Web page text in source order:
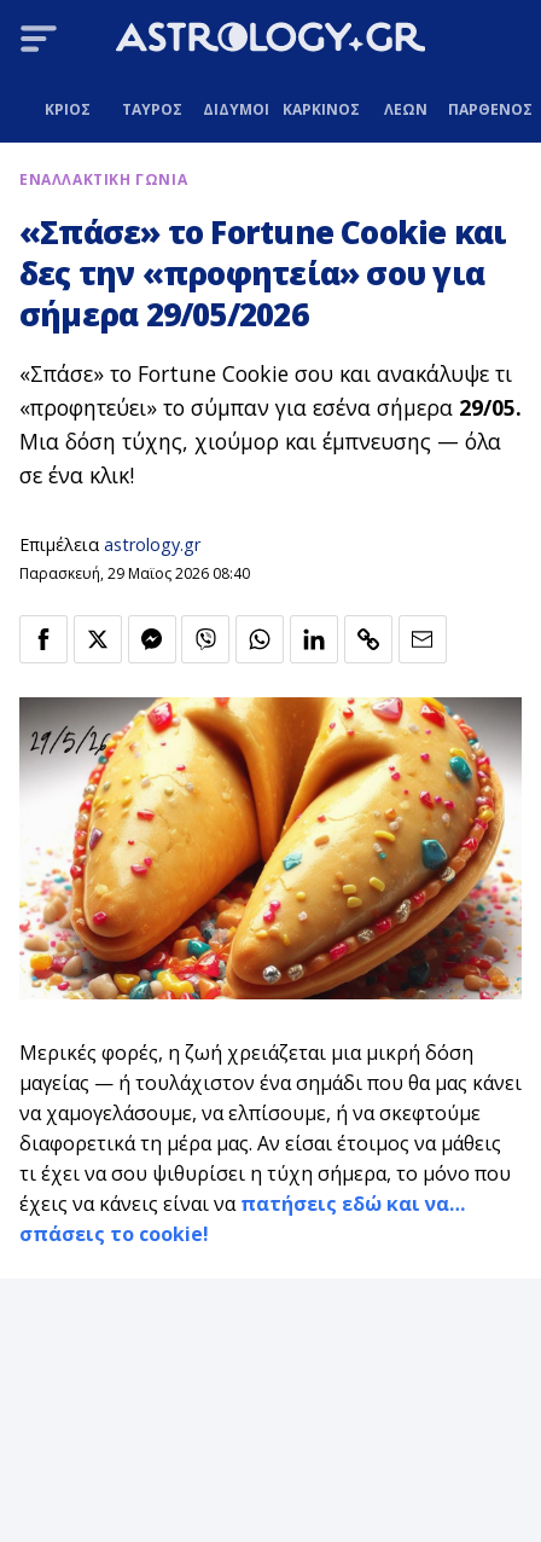
ΚΡΙΟΣ ΤΑΥΡΟΣ ΔΙΔΥΜΟΙ ΚΑΡΚΙΝΟΣ ΛΕΩΝ ΠΑΡΘΕΝΟΣ
ΕΝΑΛΛΑΚΤΙΚΗ ΓΩΝΙΑ
«Σπάσε» το Fortune Cookie και
δες την «προφητεία» σου για
σήμερα 29/05/2026
«Σπάσε» το Fortune Cookie σου και ανακάλυψε τι
«προφητεύει» το σύμπαν για εσένα σήμερα 29/05.
Μια δόση τύχης, χιούμορ και έμπνευσης — όλα
σε ένα κλικ!
Επιμέλεια astrology.gr
Παρασκευή, 29 Μαϊος 2026 08:40
Μερικές φορές, η ζωή χρειάζεται μια μικρή δόση
μαγείας — ή τουλάχιστον ένα σημάδι που θα μας κάνει
να χαμογελάσουμε, να ελπίσουμε, ή να σκεφτούμε
διαφορετικά τη μέρα μας. Αν είσαι έτοιμος να μάθεις
τι έχει να σου ψιθυρίσει η τύχη σήμερα, το μόνο που
έχεις να κάνεις είναι ναπατήσεις εδώ και να…
σπάσεις το cookie!